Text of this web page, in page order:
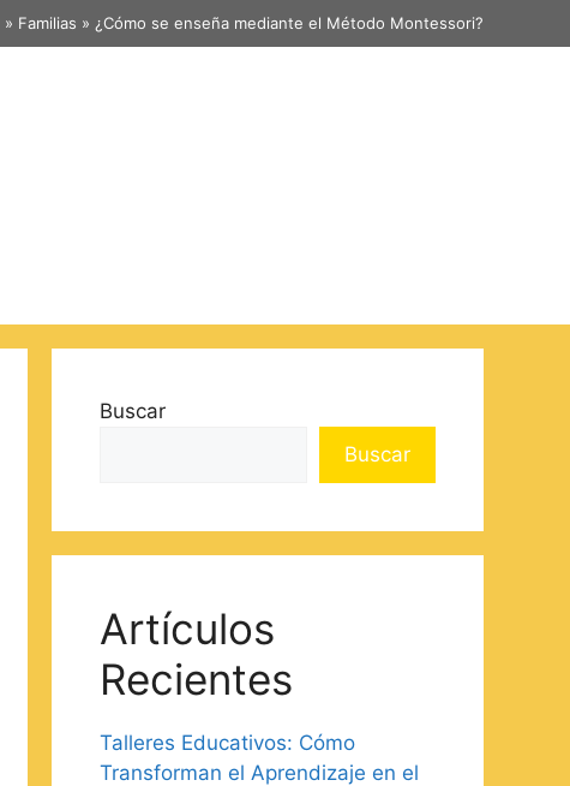
» Familias » ¿Cómo se enseña mediante el Método Montessori?
Buscar
Buscar
Artículos
Recientes
Talleres Educativos: Cómo
Transforman el Aprendizaje en el